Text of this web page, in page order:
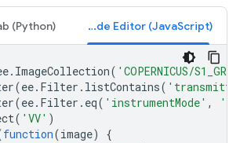
Code Editor (JavaScript)
(Python)
. ImageCollection( 'COPERNICUS/S1_GRD'
(ee. Filter . listContains(
(ee. Filter . eq( 'instrumentMode' ,
( 'VV' )
function(image)
{